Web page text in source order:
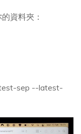
資料夾：
sep --latest-